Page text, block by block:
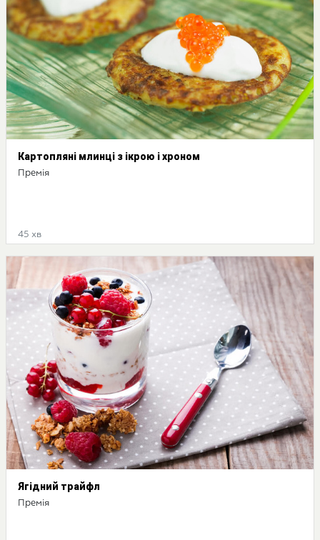
Картопляні млинці з ікрою і хроном
Премія
45 хв
Ягідний трайфл
Премія